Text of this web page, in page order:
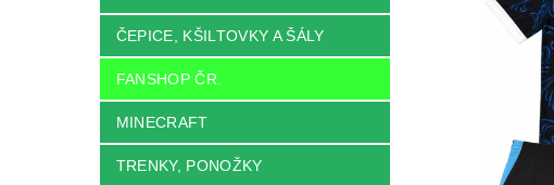
ČEPICE, KŠILTOVKY A ŠÁLY
FANSHOP ČR.
MINECRAFT
TRENKY, PONOŽKY